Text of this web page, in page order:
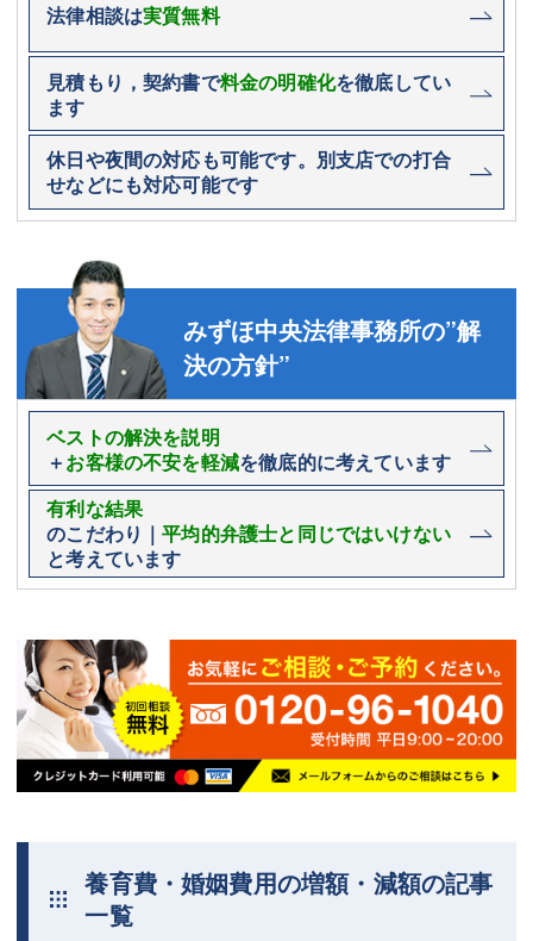
法律相談は実質無料
見積もり，契約書で料金の明確化を徹底してい
ます
休日や夜間の対応も可能です。別支店での打合
せなどにも対応可能です
みずほ中央法律事務所の”解
決の方針”
ベストの解決を説明
＋お客様の不安を軽減を徹底的に考えています
有利な結果
のこだわり｜平均的弁護士と同じではいけない
と考えています
養育費・婚姻費用の増額・減額の記事
一覧